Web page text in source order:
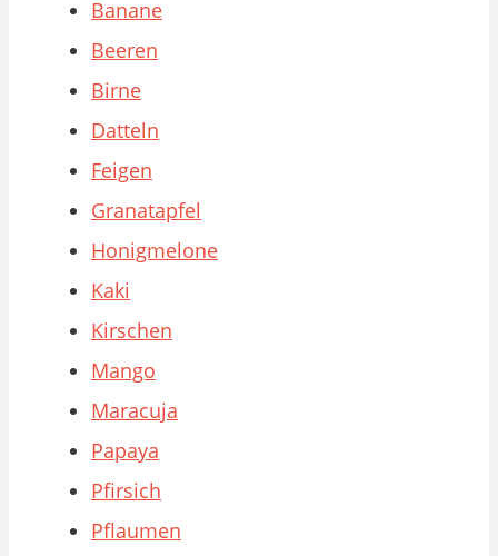
Banane
Beeren
Birne
Datteln
Feigen
Granatapfel
Honigmelone
Kaki
Kirschen
Mango
Maracuja
Papaya
Pfirsich
Pflaumen